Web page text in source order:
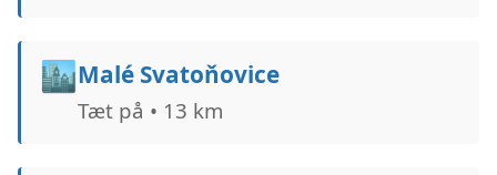
🏙️Malé Svatoňovice
Tæt på • 13 km